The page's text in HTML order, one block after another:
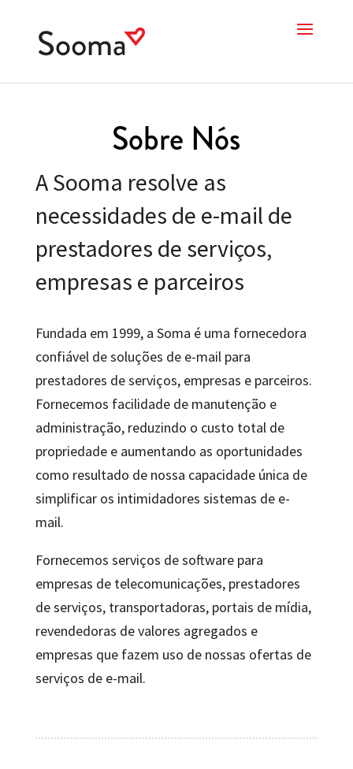
Sobre Nós
A Sooma resolve as
necessidades de e-mail de
prestadores de serviços,
empresas e parceiros
Fundada em 1999, a Soma é uma fornecedora
confiável de soluções de e-mail para
prestadores de serviços, empresas e parceiros.
Fornecemos facilidade de manutenção e
administração, reduzindo o custo total de
propriedade e aumentando as oportunidades
como resultado de nossa capacidade única de
simplificar os intimidadores sistemas de e-
mail.
Fornecemos serviços de software para
empresas de telecomunicações, prestadores
de serviços, transportadoras, portais de mídia,
revendedoras de valores agregados e
empresas que fazem uso de nossas ofertas de
serviços de e-mail.